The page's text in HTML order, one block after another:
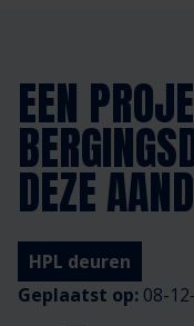
Kozijnen
Hang- & sluitwerk
Diensten
Technische
Meergezinswoning
Utiliteitsgebouw
Prefab woning
Architect
Projectontwikkelaar
Handelspartner
Brandwerend
Geluidwerend
Rookwerend
Duurzaamheid
Webshop
Inspiratie
Verkooppunten
Veelgestelde vragen
Organisatie
Duurzaamheid
GND
Werken bij Berkvens
EEN
DEZE
HPL deuren
Geplaatst op: 08-